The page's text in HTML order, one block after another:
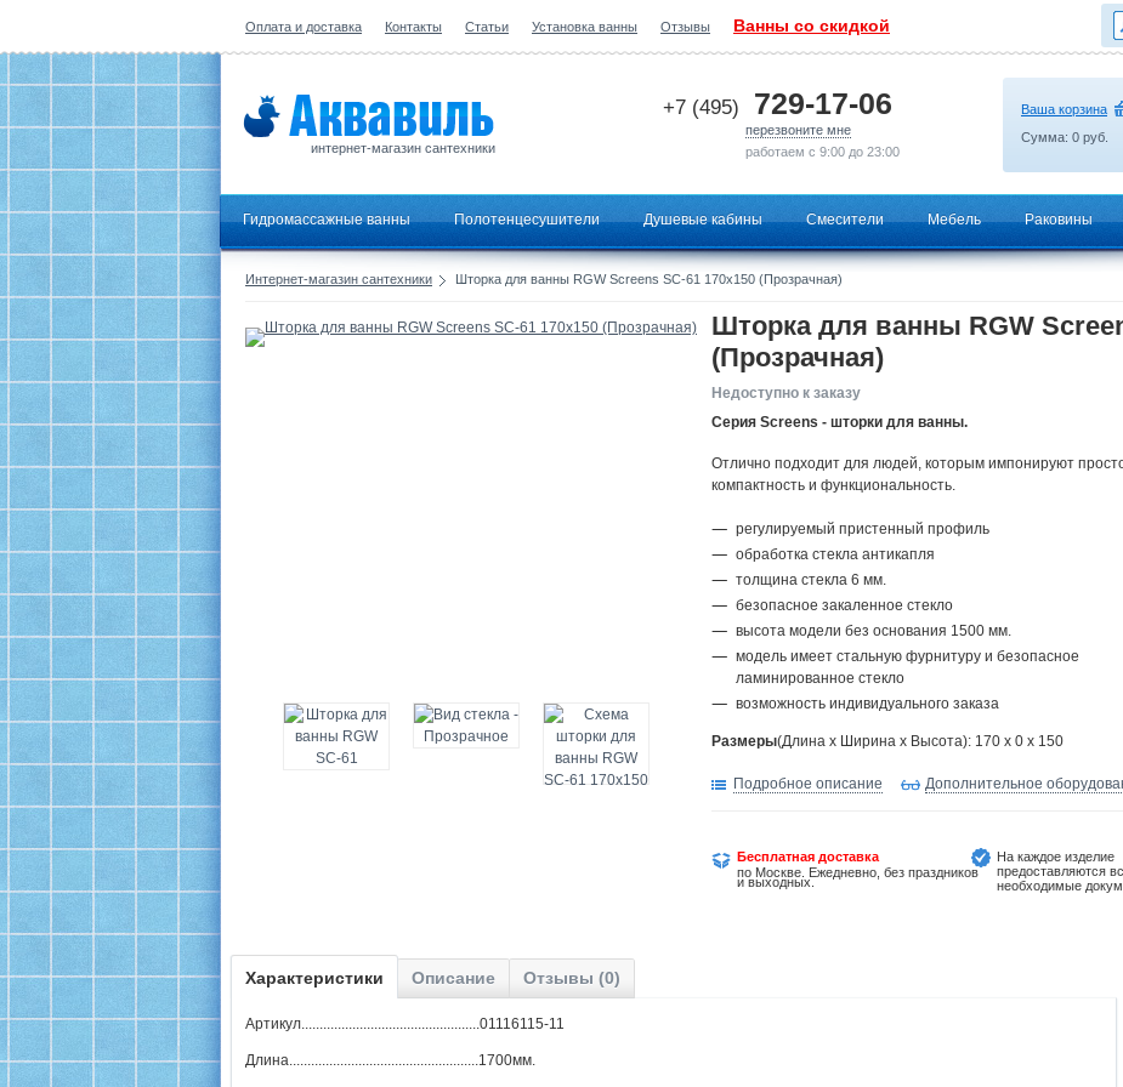
Оплата и доставка Контакты Статьи Установка ванны Отзывы Ванны со скидкой
интернет-магазин сантехники
+7 (495) 729-17-06
перезвоните мне
работаем с 9:00 до 23:00
Ваша корзина
Сумма: 0 руб.
Гидромассажные ванны Полотенцесушители Душевые кабины Смесители Мебель Раковины
Интернет-магазин сантехники Шторка для ванны RGW Screens SC-61 170x150 (Прозрачная)
Шторка для ванны RGW
(Прозрачная)
Недоступно к заказу
Серия Screens - шторки для ванны.
Отлично подходит для людей, которым импонируют
компактность и функциональность.
регулируемый пристенный профиль
обработка стекла антикапля
толщина стекла 6 мм.
безопасное закаленное стекло
высота модели без основания 1500 мм.
модель имеет стальную фурнитуру и безопасное
ламинированное стекло
возможность индивидуального заказа
Размеры(Длина х Ширина х Высота): 170 x 0 x 150
Подробное описание Дополнительное
Бесплатная доставка
по Москве. Ежедневно, без праздников
и выходных.
На каждое изделие
предоставляются
необходимые
Характеристики Описание Отзывы (0)
Артикул.................................................01116115-11
Длина....................................................1700мм.